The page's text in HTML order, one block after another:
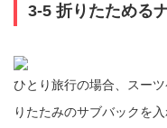
3-5 折りたためる
ひとり旅行の場合、スー
りたたみのサブバックを